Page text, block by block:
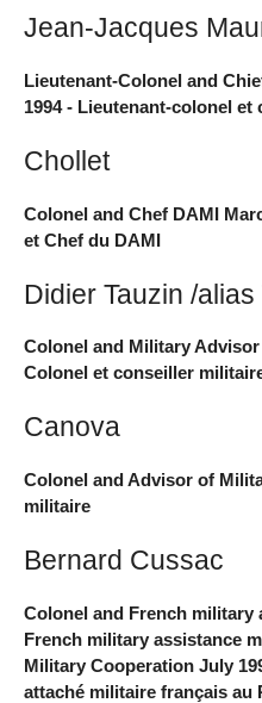
Jean-Jacques
Lieutenant-Colonel and
1994 - Lieutenant-colonel
Chollet
Colonel and Chef DAMI
et Chef du DAMI
Didier Tauzin /
Colonel and Military
Colonel et conseiller
Canova
Colonel and Advisor of
militaire
Bernard Cussac
Colonel and French military
French military assistance
Military Cooperation July
attaché militaire français au